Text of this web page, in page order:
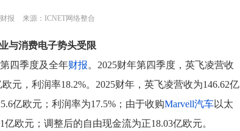
财报 来源： ICNET网络整合
与消费电子势头受限
四季度及全年财报。2025财年第四季度，英飞凌营收
元，利润率18.2%。2025财年，英飞凌营收为146.62亿
亿欧元；利润率为17.5%；由于收购Marvell汽车以太
欧元；调整后的自由现金流为正18.03亿欧元。